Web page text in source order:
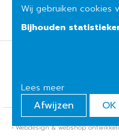
© Copyright 2026 | Het huis
•Webdesign&webshop
Wij gebruiken cookies
Bijhouden
Lees meer
Afwijzen OK